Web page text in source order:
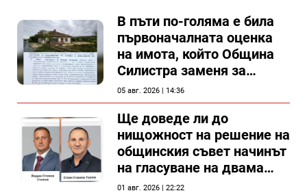
В пъти по-голяма е била
първоначалната оценка
на имота, който Община
Силистра заменя за
спирка, показват
документи
05 авг. 2026 | 14:36
Ще доведе ли до
нищожност на решение на
общинския съвет начинът
на гласуване на двама
съветници в Силистра?
01 авг. 2026 | 22:22